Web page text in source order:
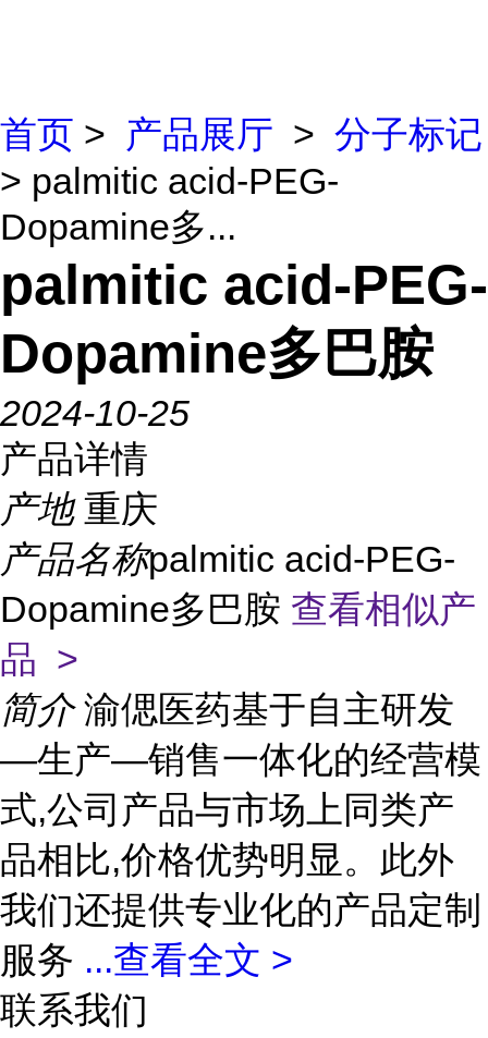
首页 > 产品展厅 > 分子标记
> palmitic acid-PEG-
Dopamine多...
palmitic acid-PEG-
Dopamine多巴胺
2024-10-25
产品详情
产地 重庆
产品名称palmitic acid-PEG-
Dopamine多巴胺 查看相似产
品 >
简介 渝偲医药基于自主研发
—生产—销售一体化的经营模
式,公司产品与市场上同类产
品相比,价格优势明显。此外
我们还提供专业化的产品定制
服务 ...查看全文 >
联系我们